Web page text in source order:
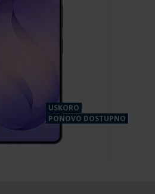
USKORO
PONOVO DOSTUPNO